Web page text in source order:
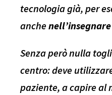
tecnologia già, per
anchenell’insegnare
Senza però nulla
centro: deve
paziente, a capire al